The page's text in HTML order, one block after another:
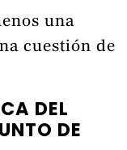
una
cuestión de
DEL
DE